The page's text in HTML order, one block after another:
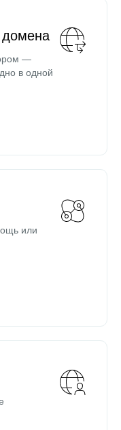
домена
—
в одной
или